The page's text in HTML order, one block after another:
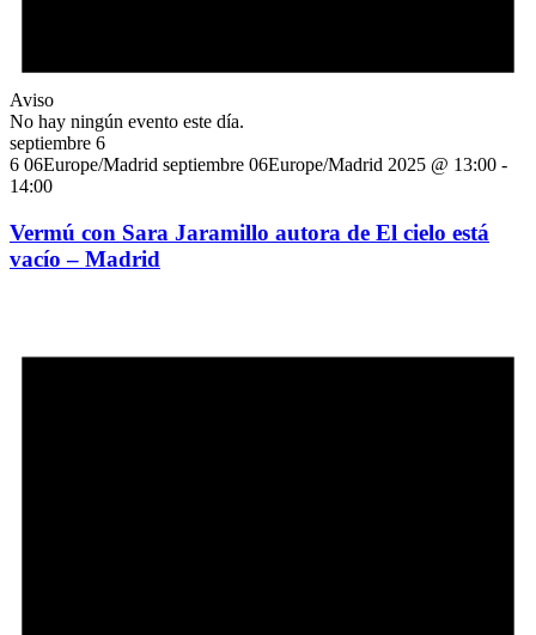
Aviso
No hay ningún evento este día.
septiembre 6
6 06Europe/Madrid septiembre 06Europe/Madrid 2025 @ 13:00 -
14:00
Vermú con Sara Jaramillo autora de El cielo está
vacío – Madrid